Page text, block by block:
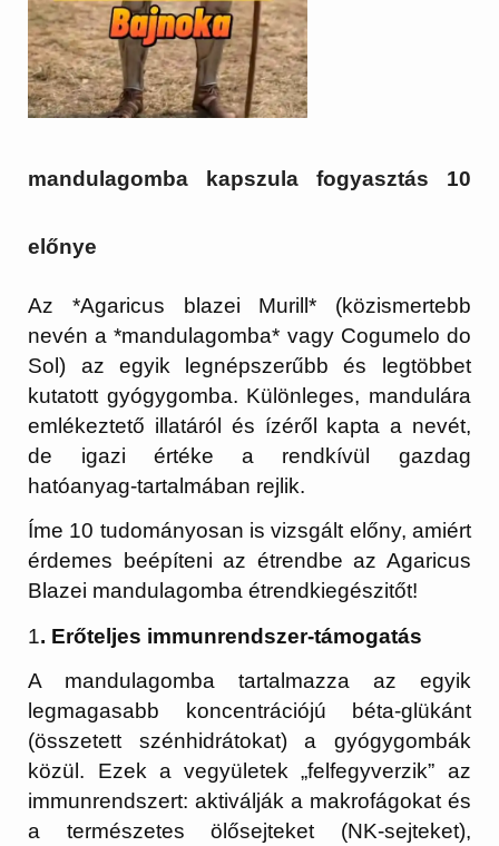
mandulagomba kapszula fogyasztás 10
előnye
Az *Agaricus blazei Murill* (közismertebb
nevén a*mandulagomba* vagy Cogumelo do
Sol) az egyik legnépszerűbb és legtöbbet
kutatott gyógygomba. Különleges, mandulára
emlékeztető illatáról és ízéről kapta a nevét,
de igazi értéke a rendkívül gazdag
hatóanyag-tartalmában rejlik.
Íme 10 tudományosan is vizsgált előny, amiért
érdemes beépíteni az étrendbe az Agaricus
Blazei mandulagomba étrendkiegészitőt!
1. Erőteljes immunrendszer-támogatás
A mandulagomba tartalmazza az egyik
legmagasabb koncentrációjú béta-glükánt
(összetett szénhidrátokat) a gyógygombák
közül. Ezek a vegyületek „felfegyverzik” az
immunrendszert: aktiválják a makrofágokat és
a természetes ölősejteket (NK-sejteket),